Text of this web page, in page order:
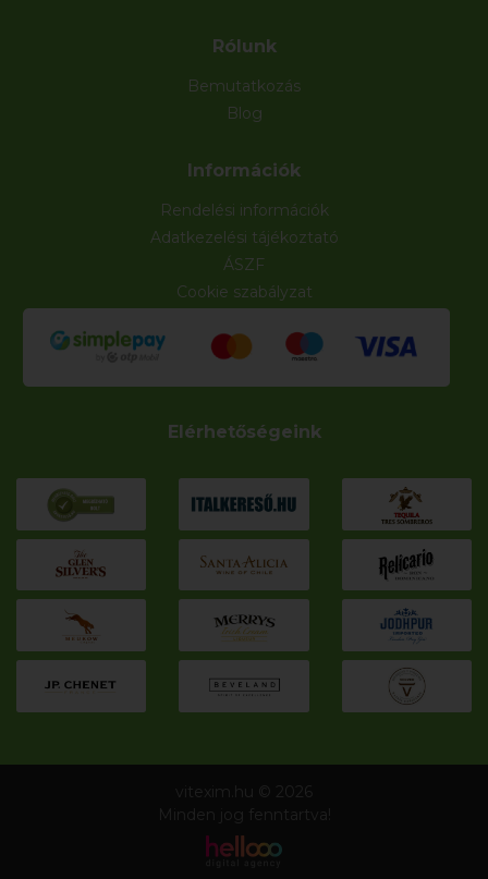
Rólunk
Bemutatkozás
Blog
Információk
Rendelési információk
Adatkezelési tájékoztató
ÁSZF
Cookie szabályzat
Elérhetőségeink